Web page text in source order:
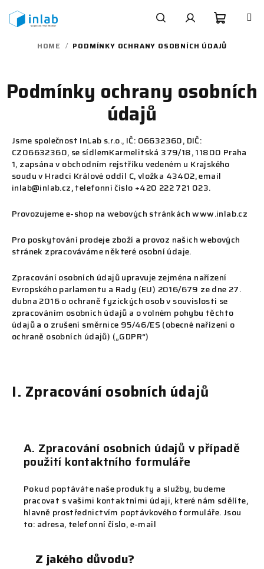
content
HOME / PODMÍNKY OCHRANY OSOBNÍCH ÚDAJŮ
Podmínky ochrany osobních
údajů
Jsme společnost InLab s.r.o., IČ: 06632360, DIČ:
CZ06632360, se sídlemKarmelitská 379/18, 11800 Praha
1, zapsána v obchodním rejstříku vedeném u Krajského
soudu v Hradci Králové oddíl C, vložka 43402, email
inlab@inlab.cz, telefonní číslo +420 222 721 023.
Provozujeme e-shop na webových stránkách www.inlab.cz
Pro poskytování prodeje zboží a provoz našich webových
stránek zpracováváme některé osobní údaje.
Zpracování osobních údajů upravuje zejména nařízení
Evropského parlamentu a Rady (EU) 2016/679 ze dne 27.
dubna 2016 o ochraně fyzických osob v souvislosti se
zpracováním osobních údajů a o volném pohybu těchto
údajů a o zrušení směrnice 95/46/ES (obecné nařízení o
ochraně osobních údajů) („GDPR“)
I. Zpracování osobních údajů
A. Zpracování osobních údajů v případě
použití kontaktního formuláře
Pokud poptáváte naše produkty a služby, budeme
pracovat s vašimi kontaktními údaji, které nám sdělíte,
hlavně prostřednictvím poptávkového formuláře. Jsou
to: adresa, telefonní číslo, e-mail
Z jakého důvodu?